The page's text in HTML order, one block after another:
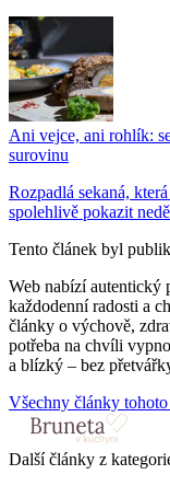
Ani vejce, ani rohlík:
surovinu
Rozpadlá sekaná,
spolehlivě pokazit
Tento článek byl
Web nabízí autentický
každodenní radosti a
články o výchově,
potřeba na chvíli
a blízký – bez
Všechny články
Další články z